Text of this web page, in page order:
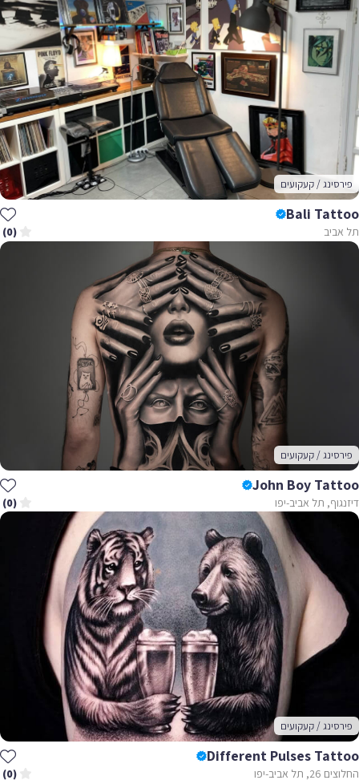
פירסינג / קעקועים
Bali Tattoo
תל אביב (0)
פירסינג / קעקועים
John Boy Tattoo
דיזנגוף, תל אביב-יפו (0)
פירסינג / קעקועים
Different Pulses Tattoo
החלוצים 26, תל אביב-יפו (0)